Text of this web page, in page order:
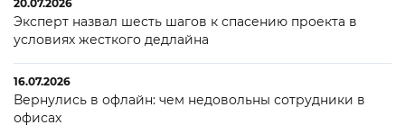
20.07.2026
Эксперт назвал шесть шагов к спасению проекта в
условиях жесткого дедлайна
16.07.2026
Вернулись в офлайн: чем недовольны сотрудники в
офисах